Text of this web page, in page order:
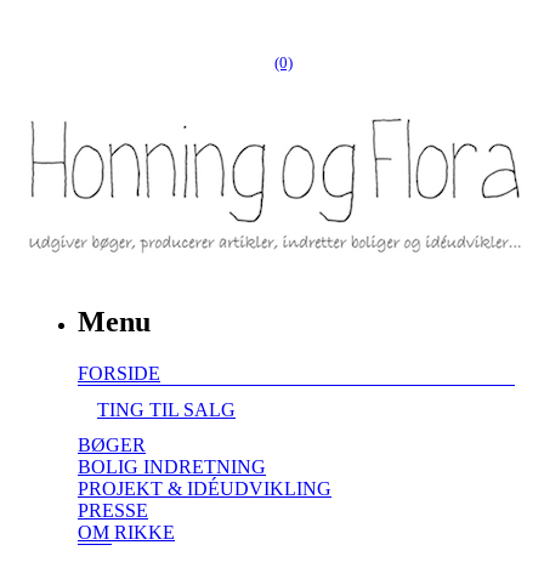
(0)
Menu
FORSIDE
TING TIL SALG
BØGER
BOLIG INDRETNING
PROJEKT & IDÉUDVIKLING
PRESSE
OM RIKKE